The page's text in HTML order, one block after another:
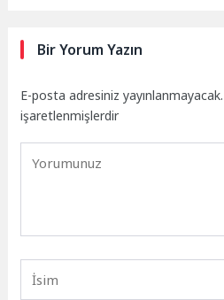
Bir Yorum Yazın
E-posta adresiniz yayınlanmayacak.
işaretlenmişlerdir